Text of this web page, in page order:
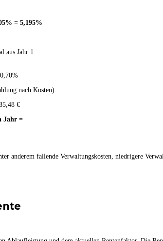
= 5,195%
aus Jahr 1
nach Kosten)
€
Jahr =
anderem fallende Verwaltungskosten, niedrigere